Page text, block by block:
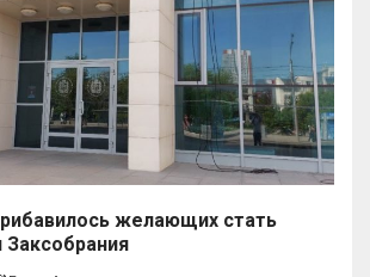
желающих стать
Заксобрания